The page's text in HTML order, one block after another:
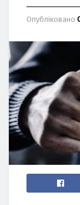
Опубліковано